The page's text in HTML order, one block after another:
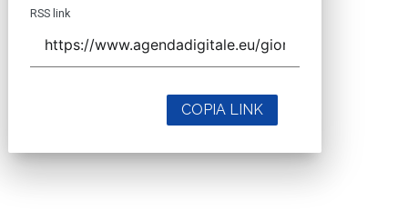
RSS link
COPIA LINK